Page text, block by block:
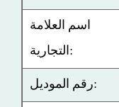
اسم العلامة
التجارية:
رقم الموديل: